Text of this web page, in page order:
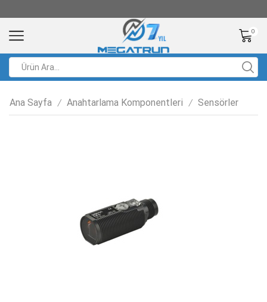
0
Ana Sayfa / Anahtarlama Komponentleri / Sensörler